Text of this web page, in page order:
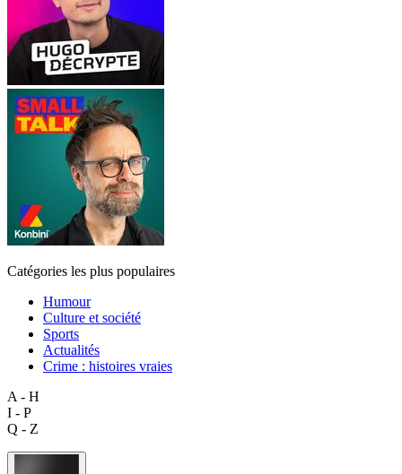
Catégories les plus populaires
Humour
Culture et société
Sports
Actualités
Crime : histoires vraies
A - H
I - P
Q - Z